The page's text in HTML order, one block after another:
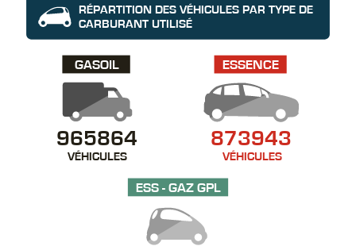
RÉPARTITION DES VÉHICULES PAR TYPE DE
CARBURANT UTILISÉ
ESS - GAZ GPL
GASOIL
965864 873943
ESSENCE
VÉHICULES
VÉHICULES